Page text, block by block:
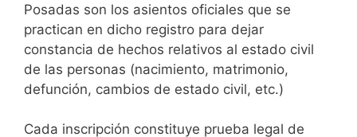
Posadas son los asientos oficiales que se
practican en dicho registro para dejar
constancia de hechos relativos al estado civil
de las personas (nacimiento, matrimonio,
defunción, cambios de estado civil, etc.)
Cada inscripción constituye prueba legal de